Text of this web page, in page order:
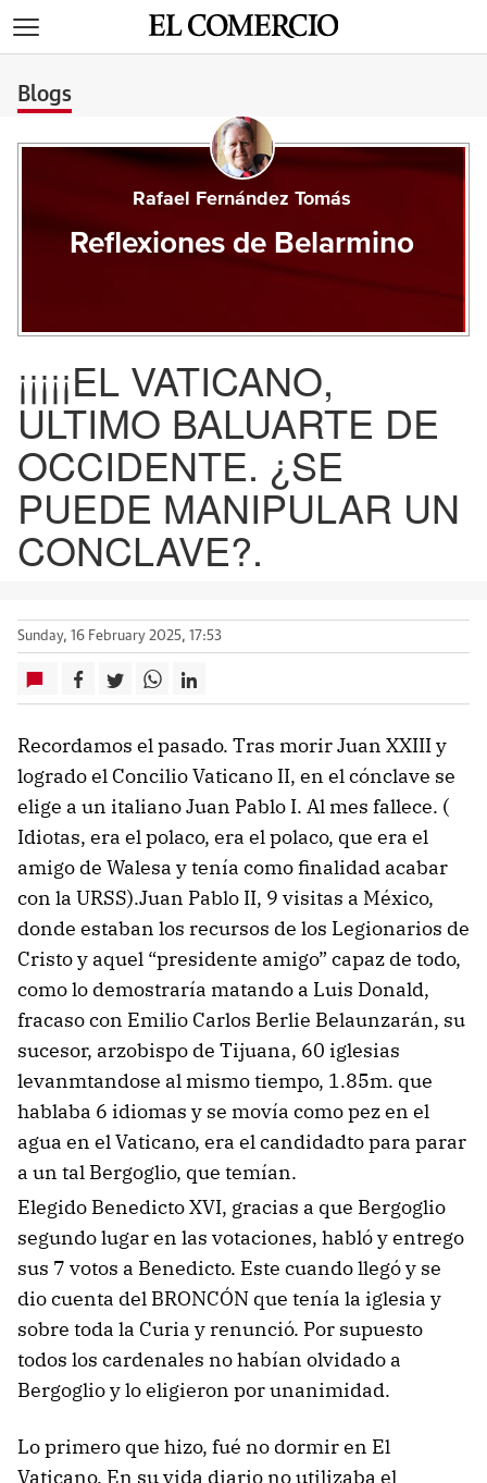
Blogs
Rafael Fernández Tomás
Reflexiones de Belarmino
¡¡¡¡¡EL VATICANO,
ULTIMO BALUARTE DE
OCCIDENTE. ¿SE
PUEDE MANIPULAR UN
CONCLAVE?.
Sunday, 16 February 2025, 17:53
Recordamos el pasado. Tras morir Juan XXIII y
logrado el Concilio Vaticano II, en el cónclave se
elige a un italiano Juan Pablo I. Al mes fallece. (
Idiotas, era el polaco, era el polaco, que era el
amigo de Walesa y tenía como finalidad acabar
con la URSS).Juan Pablo II, 9 visitas a México,
donde estaban los recursos de los Legionarios de
Cristo y aquel “presidente amigo” capaz de todo,
como lo demostraría matando a Luis Donald,
fracaso con Emilio Carlos Berlie Belaunzarán, su
sucesor, arzobispo de Tijuana, 60 iglesias
levanmtandose al mismo tiempo, 1.85m. que
hablaba 6 idiomas y se movía como pez en el
agua en el Vaticano, era el candidadto para parar
a un tal Bergoglio, que temían.
Elegido Benedicto XVI, gracias a que Bergoglio
segundo lugar en las votaciones, habló y entrego
sus 7 votos a Benedicto. Este cuando llegó y se
dio cuenta del BRONCÓN que tenía la iglesia y
sobre toda la Curia y renunció. Por supuesto
todos los cardenales no habían olvidado a
Bergoglio y lo eligieron por unanimidad.
Lo primero que hizo, fué no dormir en El
Vaticano. En su vida diario no utilizaba el